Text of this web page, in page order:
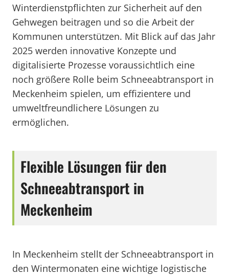
Winterdienstpflichten zur Sicherheit auf den
Gehwegen beitragen und so die Arbeit der
Kommunen unterstützen. Mit Blick auf das Jahr
2025 werden innovative Konzepte und
digitalisierte Prozesse voraussichtlich eine
noch größere Rolle beim Schneeabtransport in
Meckenheim spielen, um effizientere und
umweltfreundlichere Lösungen zu
ermöglichen.
Flexible Lösungen für den
Schneeabtransport in
Meckenheim
In Meckenheim stellt der Schneeabtransport in
den Wintermonaten eine wichtige logistische